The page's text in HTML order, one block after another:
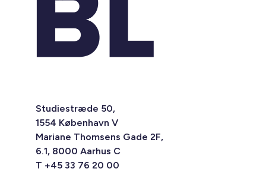
Studiestræde 50,
1554 København V
Mariane Thomsens Gade 2F,
6.1, 8000 Aarhus C
T +45 33 76 20 00